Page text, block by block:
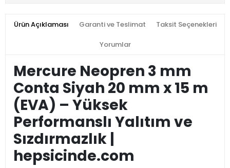
Ürün Açıklaması Garanti ve Teslimat Taksit Seçenekleri
Yorumlar
Mercure Neopren 3 mm
Conta Siyah 20 mm x 15 m
(EVA) – Yüksek
Performanslı Yalıtım ve
Sızdırmazlık |
hepsicinde.com